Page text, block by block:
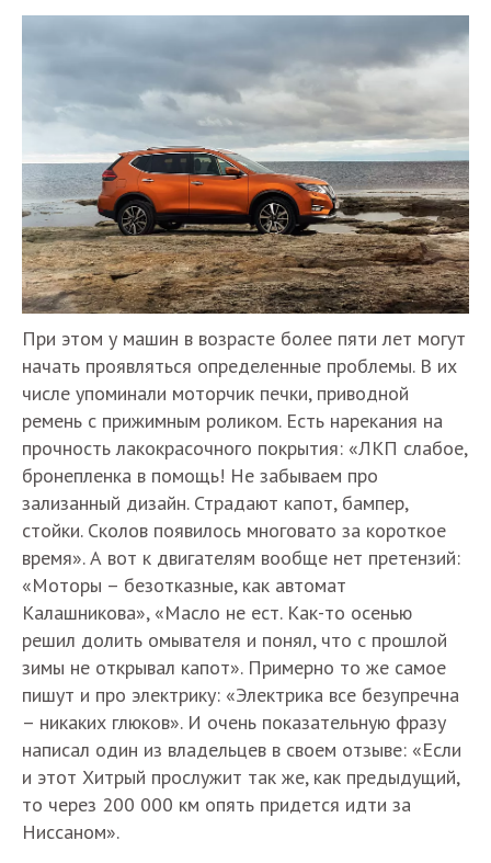
При этом у машин в возрасте более пяти лет могут
начать проявляться определенные проблемы. В их
числе упоминали моторчик печки, приводной
ремень с прижимным роликом. Есть нарекания на
прочность лакокрасочного покрытия: «ЛКП слабое,
бронепленка в помощь! Не забываем про
зализанный дизайн. Страдают капот, бампер,
стойки. Сколов появилось многовато за короткое
время». А вот к двигателям вообще нет претензий:
«Моторы – безотказные, как автомат
Калашникова», «Масло не ест. Как-то осенью
решил долить омывателя и понял, что с прошлой
зимы не открывал капот». Примерно то же самое
пишут и про электрику: «Электрика все безупречна
– никаких глюков». И очень показательную фразу
написал один из владельцев в своем отзыве: «Если
и этот Хитрый прослужит так же, как предыдущий,
то через 200 000 км опять придется идти за
Ниссаном».